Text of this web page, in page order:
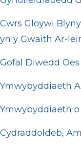
Cwrs Gloywi
yn y Gwaith Ar-
Gofal Diwedd Oes
Ymwybyddiaeth
Ymwybyddiaeth o
Cydraddoldeb,